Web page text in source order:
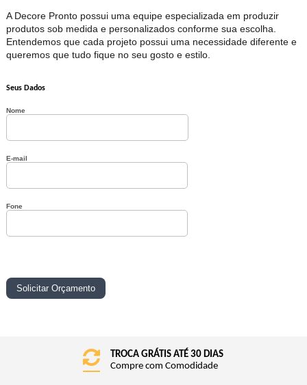
A Decore Pronto possui uma equipe especializada em produzir
produtos sob medida e personalizados conforme sua escolha.
Entendemos que cada projeto possui uma necessidade diferente e
queremos que tudo fique no seu gosto e estilo.
Seus Dados
Nome
E-mail
Fone
TROCA GRÁTIS ATÉ 30 DIAS
Compre com Comodidade